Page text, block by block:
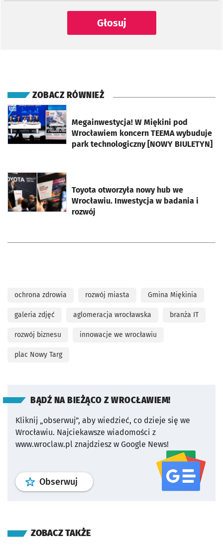
Głosuj
ZOBACZ RÓWNIEŻ
Megainwestycja! W Miękini pod
Wrocławiem koncern TEEMA wybuduje
park technologiczny [NOWY BIULETYN]
otworzy się w nowej karcie
Toyota otworzyła nowy hub we
Wrocławiu. Inwestycja w badania i
rozwój
otworzy się w nowej karcie
ochrona zdrowia rozwój miasta Gmina Miękinia
galeria zdjęć aglomeracja wrocławska branża IT
rozwój biznesu innowacje we wrocławiu
plac Nowy Targ
BĄDŹ NA BIEŻĄCO Z WROCŁAWIEM!
Kliknij „obserwuj”, aby wiedzieć, co dzieje się we
Wrocławiu. Najciekawsze wiadomości z
www.wroclaw.pl znajdziesz w Google News!
Obserwuj profil serwisu
ZOBACZ TAKŻE